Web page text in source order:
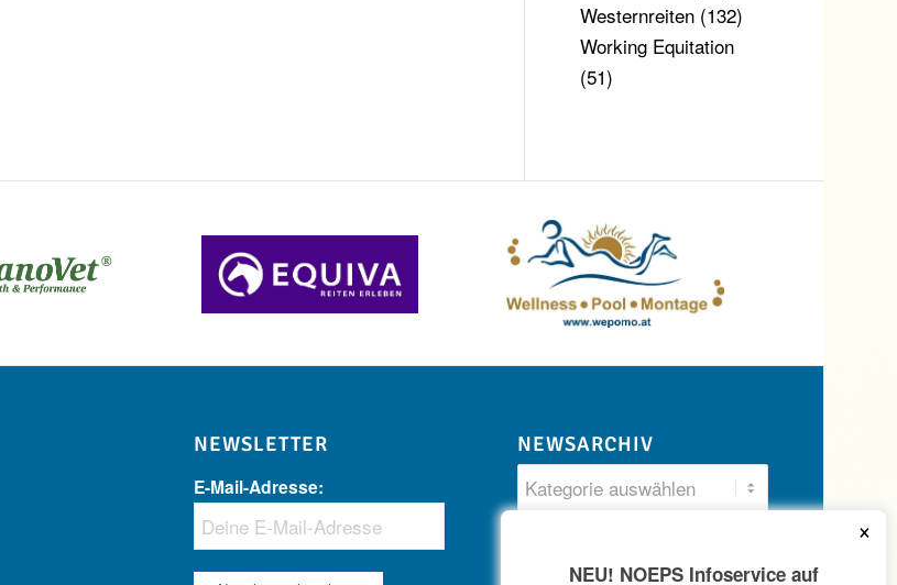
Westernreiten(132)
Working Equitation
(51)
NEWSLETTER
E-Mail-Adresse:
NEWSARCHIV
×
NEU! NOEPS Infoservice auf